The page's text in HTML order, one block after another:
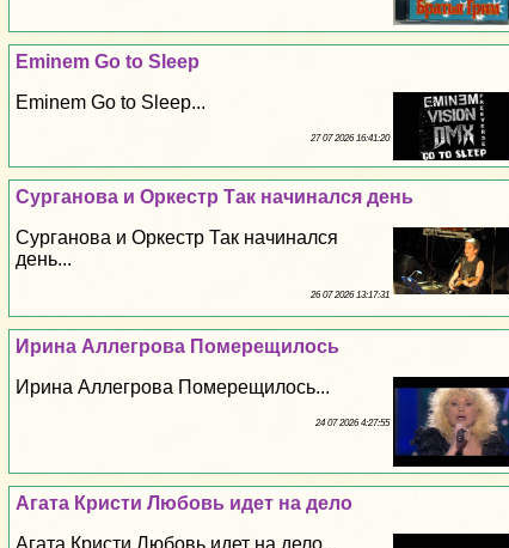
Eminem Go to Sleep
Eminem Go to Sleep...
27 07 2026 16:41:20
Сурганова и Оркестр Так начинался день
Сурганова и Оркестр Так начинался
день...
26 07 2026 13:17:31
Ирина Аллегрова Померещилось
Ирина Аллегрова Померещилось...
24 07 2026 4:27:55
Агата Кристи Любовь идет на дело
Агата Кристи Любовь идет на дело...